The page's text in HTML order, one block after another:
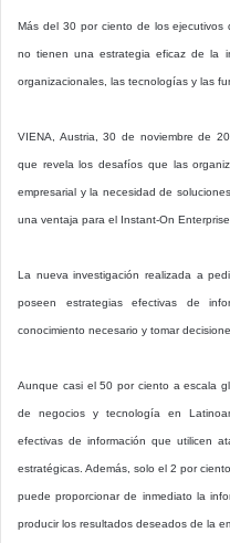
Más del 30 por ciento de los ejecutivos
no tienen una estrategia eficaz de la
organizacionales, las tecnologías y las
VIENA, Austria, 30 de noviembre de
que revela los desafíos que las
empresarial y la necesidad de
una ventaja para el Instant-On Enterprise.
La nueva investigación realizada a
poseen estrategias efectivas de
conocimiento necesario y tomar
Aunque casi el 50 por ciento a escala
de negocios y tecnología en
efectivas de información que utilicen
estratégicas. Además, solo el 2 por
puede proporcionar de inmediato la
producir los resultados deseados de la